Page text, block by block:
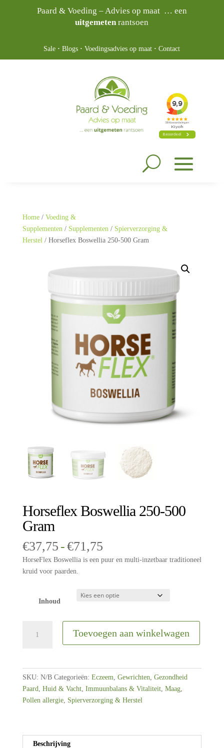
Paard & Voeding – Advies op maat … een
uitgemetenrantsoen
Sale ·Blogs ·Voedingsadvies op maat ·Contact
Home/ Voeding &
Supplementen/ Supplementen/ Spierverzorging &
Herstel/ Horseflex Boswellia 250-500 Gram
Horseflex Boswellia 250-500
Gram
€37,75 -€71,75Prijsklasse:
€37,75
HorseFlex Boswellia is een puur en multi-inzetbaar traditioneel
kruid voor paarden.
Inhoud
Boswellia
Toevoegen aan winkelwagen
SKU: N/B Categorieën: Eczeem Gewrichten Gezondheid
Paard
Huid & Vacht, Immuunbalans & Vitaliteit, Maag,
Pollen allergie, Spierverzorging & Herstel
Beschrijving